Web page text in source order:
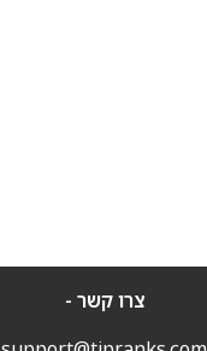
צרו קשר -